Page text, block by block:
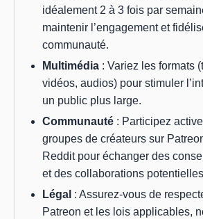
idéalement 2 à 3 fois par
maintenir l’engagement et
communauté.
Multimédia : Variez les formats
vidéos, audios) pour stimuler
un public plus large.
Communauté : Participez
groupes de créateurs sur
Reddit pour échanger des
et des collaborations
Légal : Assurez-vous de
Patreon et les lois applicables,